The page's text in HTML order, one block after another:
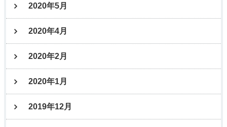
2020年5月
2020年4月
2020年2月
2020年1月
2019年12月